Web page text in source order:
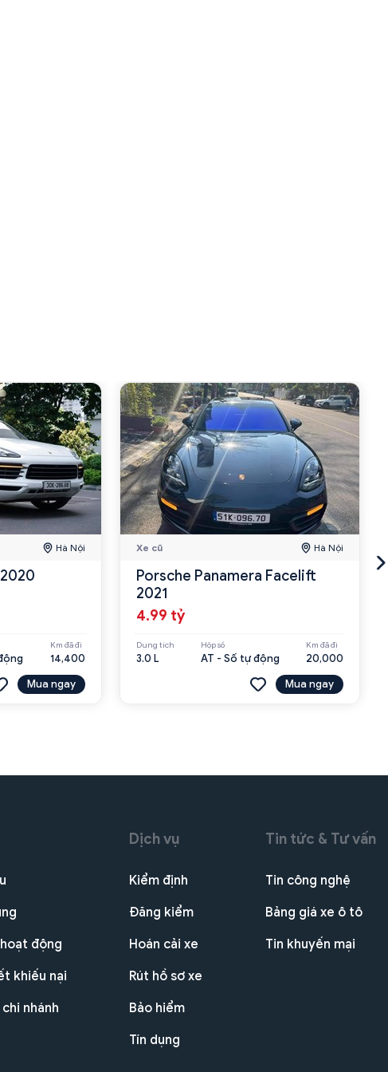
Hà Nội
Km đã đi
14,400
Mua ngay
Xe cũ Hà Nội
Porsche Panamera Facelift
2021
4.99 tỷ
Dung tích
3.0 L
Hộp số
AT - Số tự động
Km đã đi
20,000
Mua ngay
động
khiếu nại
nhánh
Dịch vụ
Kiểm định
Đăng kiểm
Hoán cải xe
Rút hồ sơ xe
Bảo hiểm
Tín dụng
Tin tức & Tư vấn
Tin công nghệ
Bảng giá xe ô tô
Tin khuyến mại